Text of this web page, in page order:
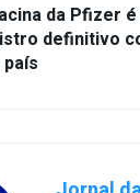
da Pfizer
definitivo